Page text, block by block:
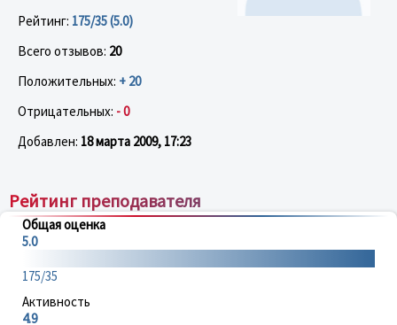
Рейтинг: 175/35 (5.0)
Всего отзывов: 20
Положительных: + 20
Отрицательных: - 0
Добавлен: 18 марта 2009, 17:23
Рейтинг преподавателя
Общая оценка
5.0
175/35
Активность
4.9